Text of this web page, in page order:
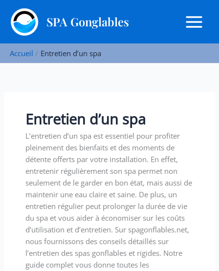
contenu
SPA Gonglables
Accueil Entretien d’un spa
Entretien d’un spa
L’entretien d’un spa est essentiel pour profiter
pleinement des bienfaits et des moments de
détente offerts par votre installation. En effet,
entretenir régulièrement son spa permet non
seulement de le garder en bon état, mais aussi de
maintenir une eau claire et saine. De plus, un
entretien régulier peut prolonger la durée de vie
du spa et vous aider à économiser sur les coûts
d’utilisation et d’entretien. Sur spagonflables.net,
nous fournissons des conseils détaillés sur
l’entretien des spas gonflables et rigides. Notre
guide complet vous donne toutes les
e
h
e